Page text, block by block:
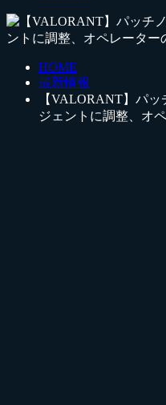
HOME
最新情報
【VALORANT】パ
ジェントに調整、オ